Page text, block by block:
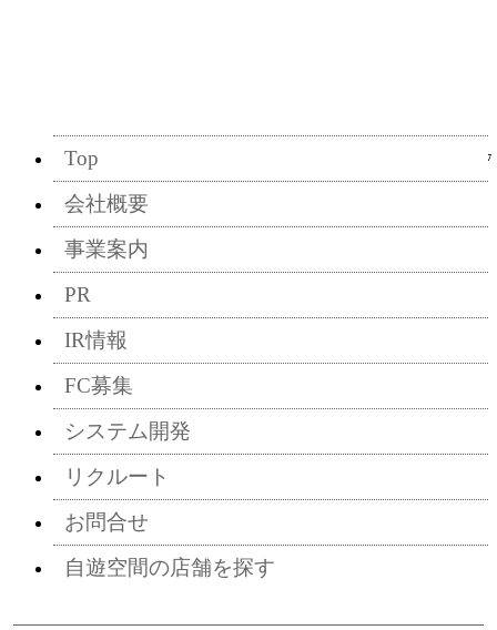
Top
会社概要
事業案内
PR
IR情報
FC募集
システム開発
リクルート
お問合せ
自遊空間の店舗を探す
2017/05/17